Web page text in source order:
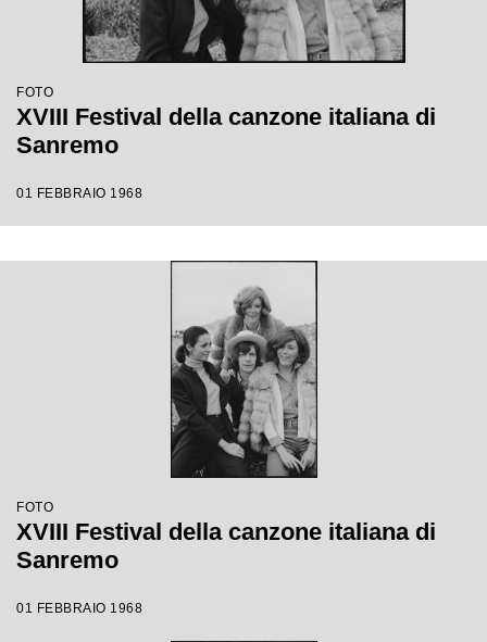
FOTO
XVIII Festival della canzone italiana di
Sanremo
01 FEBBRAIO 1968
FOTO
XVIII Festival della canzone italiana di
Sanremo
01 FEBBRAIO 1968